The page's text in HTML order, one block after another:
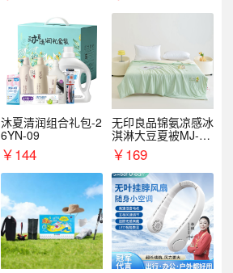
沐夏清润组合礼包-2
6YN-09
￥144
无印良品锦氨凉感冰
淇淋大豆夏被MJ-B2
025-0193
￥169